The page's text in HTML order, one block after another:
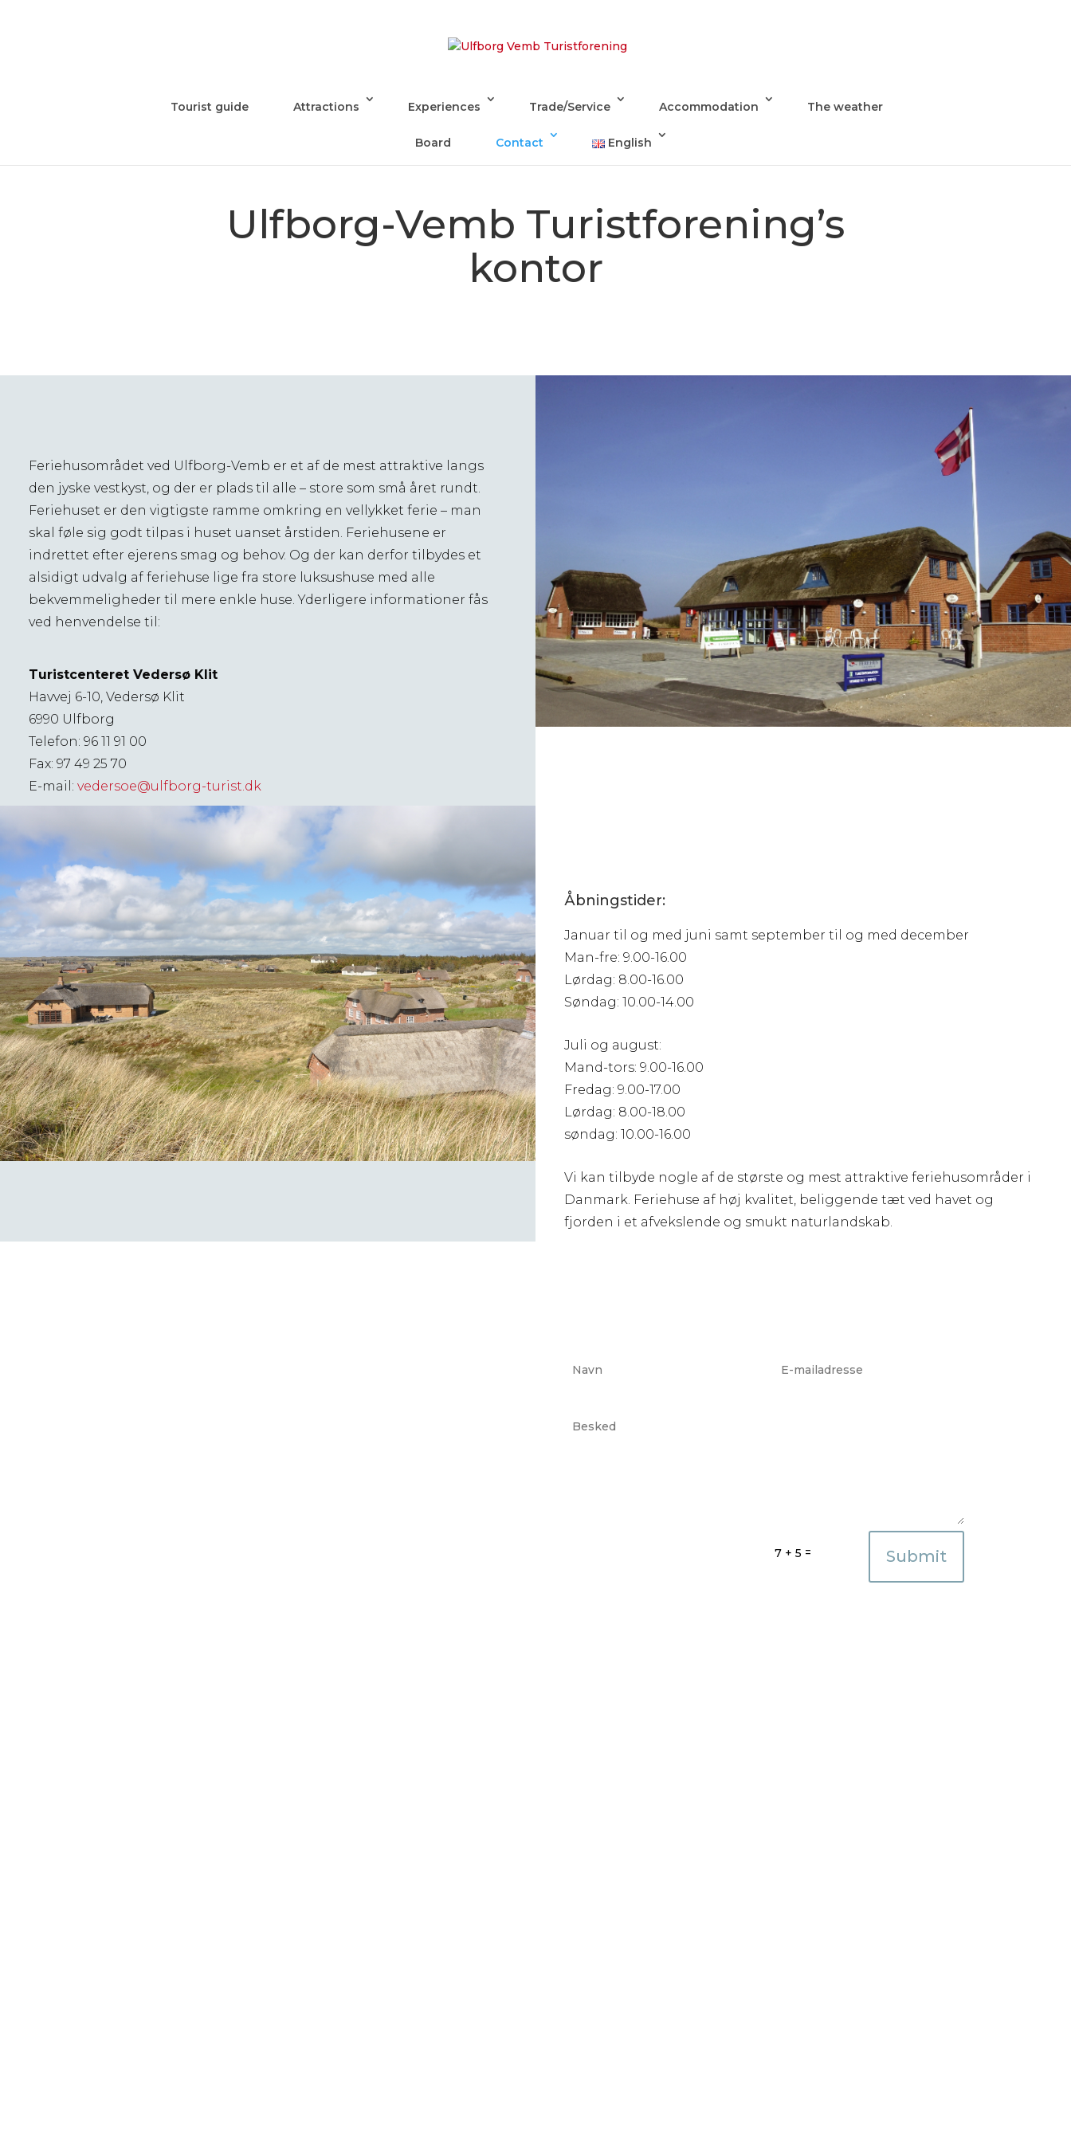
Tourist guide Attractions Experiences Trade/Service Accommodation The weather
Board Contact English
Ulfborg-Vemb Turistforening’s
kontor
Feriehusområdet ved Ulfborg-Vemb er et af de mest attraktive langs
den jyske vestkyst, og der er plads til alle – store som små året rundt.
Feriehuset er den vigtigste ramme omkring en vellykket ferie – man
skal føle sig godt tilpas i huset uanset årstiden. Feriehusene er
indrettet efter ejerens smag og behov. Og der kan derfor tilbydes et
alsidigt udvalg af feriehuse lige fra store luksushuse med alle
bekvemmeligheder til mere enkle huse. Yderligere informationer fås
ved henvendelse til:
Turistcenteret Vedersø Klit
Havvej 6-10, Vedersø Klit
6990 Ulfborg
Telefon: 96 11 91 00
Fax: 97 49 25 70
E-mail: vedersoe@ulfborg-turist.dk
Åbningstider:
Januar til og med juni samt september til og med december
Man-fre: 9.00-16.00
Lørdag: 8.00-16.00
Søndag: 10.00-14.00
Juli og august:
Mand-tors: 9.00-16.00
Fredag: 9.00-17.00
Lørdag: 8.00-18.00
søndag: 10.00-16.00
Vi kan tilbyde nogle af de største og mest attraktive feriehusområder i
Danmark. Feriehuse af høj kvalitet, beliggende tæt ved havet og
fjorden i et afvekslende og smukt naturlandskab.
7 + 5 = Submit